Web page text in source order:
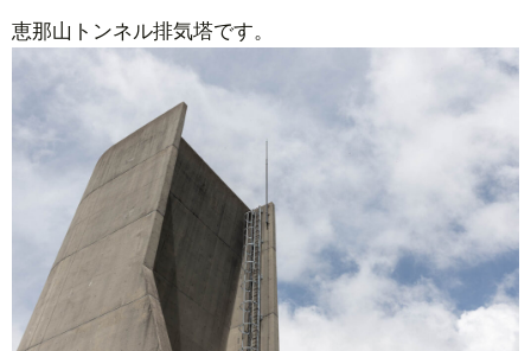
恵那山トンネル排気塔です。